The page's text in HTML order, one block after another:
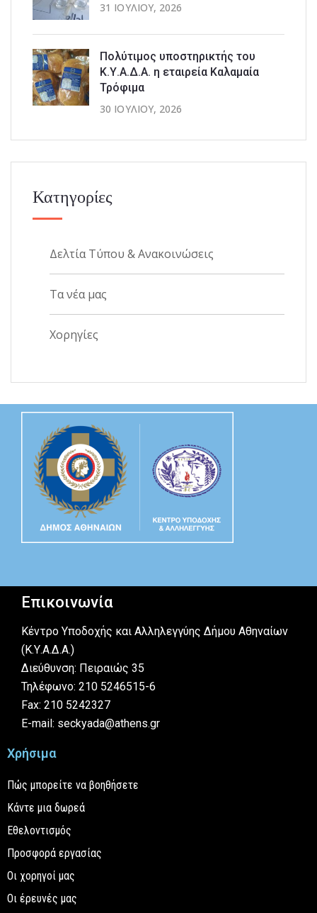
31 ΙΟΥΛΊΟΥ, 2026
Πολύτιμος υποστηρικτής του
Κ.Υ.Α.Δ.Α. η εταιρεία Καλαμαία
Τρόφιμα
30 ΙΟΥΛΊΟΥ, 2026
Κατηγορίες
Δελτία Τύπου & Ανακοινώσεις
Τα νέα μας
Χορηγίες
Επικοινωνία
Κέντρο Υποδοχής και Αλληλεγγύης Δήμου Αθηναίων
(Κ.Υ.Α.Δ.Α.)
Διεύθυνση: Πειραιώς 35
Τηλέφωνο: 210 5246515-6
Fax: 210 5242327
E-mail: seckyada@athens.gr
Χρήσιμα
Πώς μπορείτε να βοηθήσετε
Κάντε μια δωρεά
Εθελοντισμός
Προσφορά εργασίας
Οι χορηγοί μας
Οι έρευνές μας